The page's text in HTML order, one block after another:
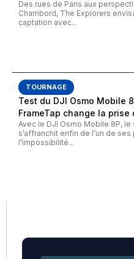
Des rues de Paris aux
Chambord, The Explorers
captation avec...
TOURNAGE
Test du DJI Osmo Mobile
FrameTap change la
Avec le DJI Osmo Mobile 8P,
s’affranchit enfin de l’un de
l’impossibilité...